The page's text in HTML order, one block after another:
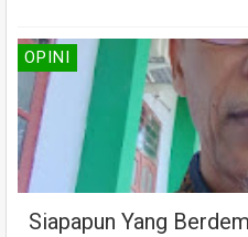
OPINI
Siapapun Yang